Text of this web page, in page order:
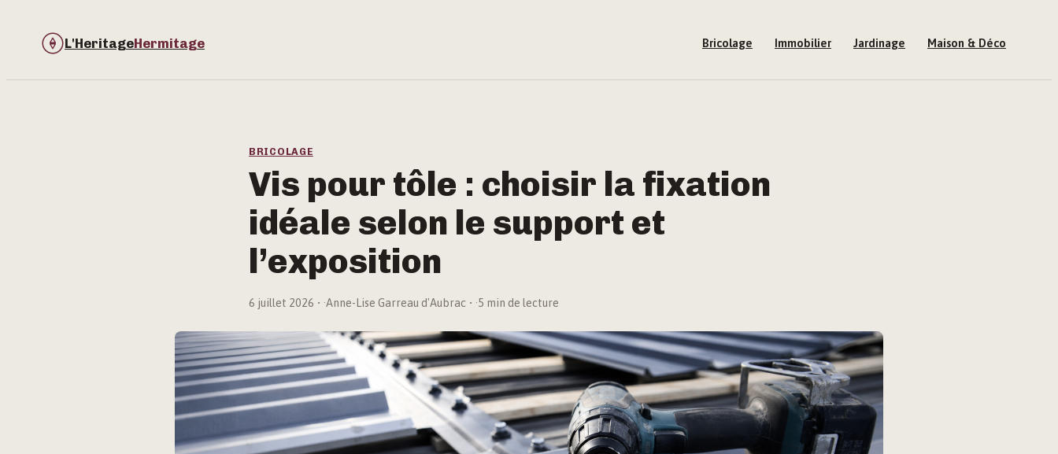
L'HeritageHermitage Bricolage Immobilier Jardinage Maison & Déco
BRICOLAGE
Vis pour tôle : choisir la fixation
idéale selon le support et
l’exposition
6 juillet 2026 ·Anne-Lise Garreau d'Aubrac ·5 min de lecture